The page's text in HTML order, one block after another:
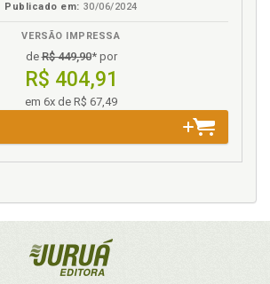
Publicado em: 30/06/2024
VERSÃO IMPRESSA
deR$ 449,90* por
R$ 404,91
em 6x de R$ 67,49